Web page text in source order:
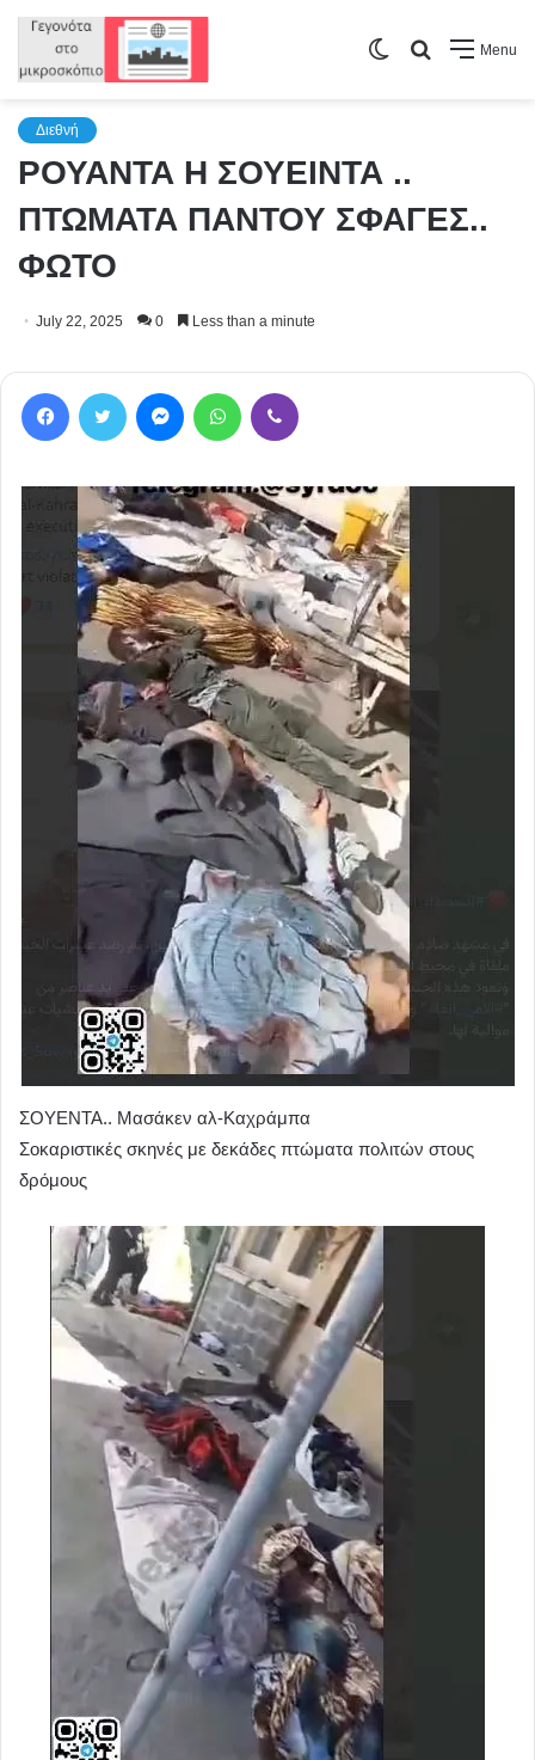
Menu
Search
Switch
Διεθνή
ΡΟΥΑΝΤΑ Η ΣΟΥΕΙΝΤΑ ..
ΠΤΩΜΑΤΑ ΠΑΝΤΟΥ ΣΦΑΓΕΣ..
ΦΩΤΟ
July 22, 2025 0 Less than a minute
ΣΟΥΕΝΤΑ.. Μασάκεν αλ-Καχράμπα
Σοκαριστικές σκηνές με δεκάδες πτώματα πολιτών στους
δρόμους